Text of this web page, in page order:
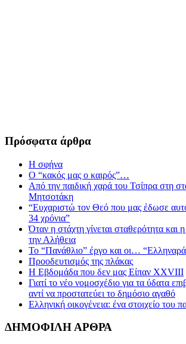
Πρόσφατα άρθρα
Η σφήνα
Ο “κακός μας ο καιρός”…
Από την παιδική χαρά του Τσίπρα στη
Μητσοτάκη
“Ευχαριστώ τον Θεό που μας έδωσε
34 χρόνια”
Όταν η στάχτη γίνεται σταθερότητα και
την Αλήθεια
Το “Πανάθλιο” έργο και οι…
Προοδευτισμός της πλάκας
Η Εβδομάδα που δεν μας Είπαν XXVIII
Γιατί το νέο νομοσχέδιο για τα ύδατα
αντί να προστατεύει το δημόσιο αγαθό
Ελληνική οικογένεια: ένα στοιχείο του
ΔΗΜΟΦΙΛΗ ΑΡΘΡΑ